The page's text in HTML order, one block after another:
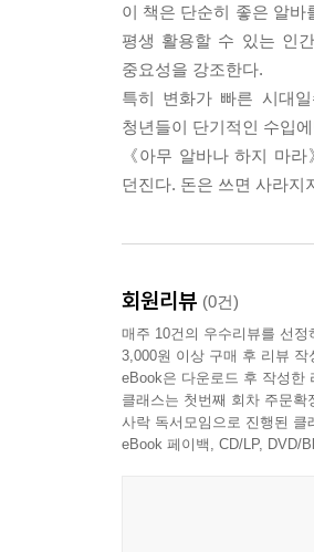
이 책은 단순히 좋은 알
평생 활용할 수 있는 인
중요성을 강조한다.
특히 변화가 빠른 시대
청년들이 단기적인 수입
《아무 알바나 하지 마
던진다. 돈은 쓰면 사라지
회원리뷰 (0건)
매주 10건의 우수리뷰를 선
3,000원 이상 구매 후 리뷰 작
eBook은 다운로드 후 작성한
클래스는 첫번째 회차 주문
사락 독서모임으로 진행된
eBook 페이백, CD/LP, DVD/